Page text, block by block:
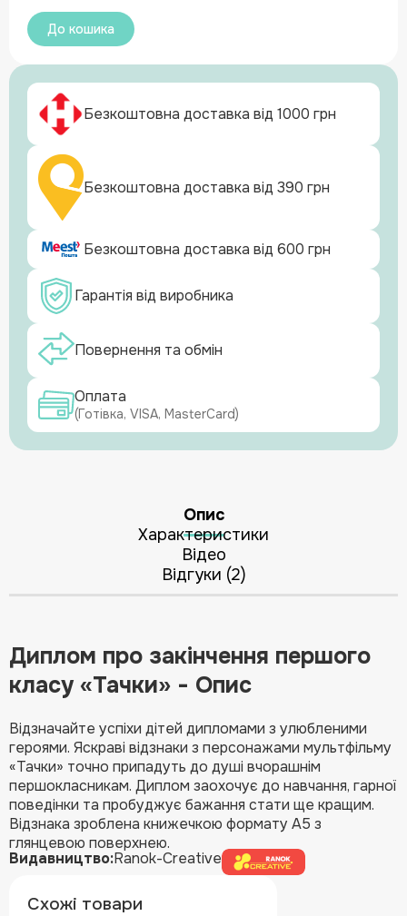
До кошика
Безкоштовна доставка від 1000 грн
Безкоштовна доставка від 390 грн
Безкоштовна доставка від 600 грн
Гарантія від виробника
Повернення та обмін
Оплата
(Готівка, VISA, MasterCard)
Опис
Характеристики
Відео
Відгуки (2)
Диплом про закінчення першого
класу «Тачки» - Опис
Відзначайте успіхи дітей дипломами з улюбленими
героями. Яскраві відзнаки з персонажами мультфільму
«Тачки» точно припадуть до душі вчорашнім
першокласникам. Диплом заохочує до навчання, гарної
поведінки та пробуджує бажання стати ще кращим.
Відзнака зроблена книжечкою формату А5 з
глянцевою поверхнею.
Видавництво:Ranok-Creative
Схожі товари